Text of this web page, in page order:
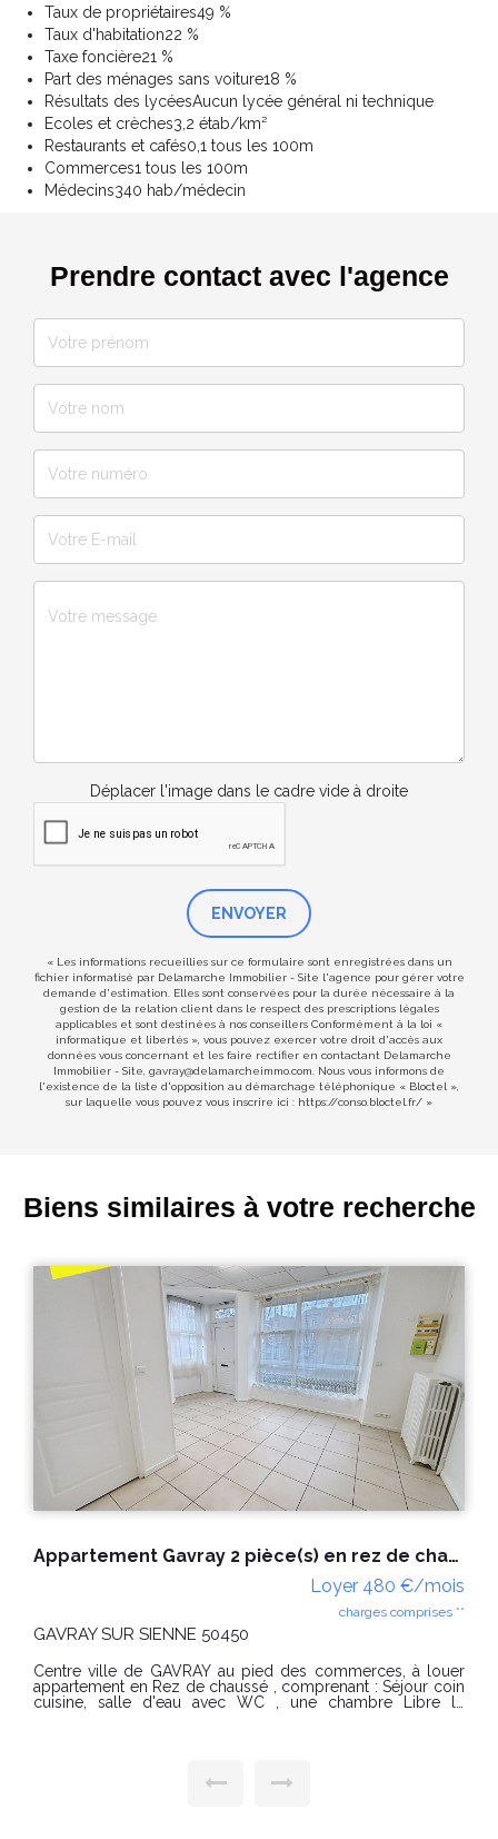
Taux de propriétaires49 %
Taux d'habitation22 %
Taxe foncière21 %
Part des ménages sans voiture18 %
Résultats des lycéesAucun lycée général ni technique
Ecoles et crèches3,2 étab/km²
Restaurants et cafés0,1 tous les 100m
Commerces1 tous les 100m
Médecins340 hab/médecin
Prendre contact avec l'agence
Déplacer l'image dans le cadre vide à droite
ENVOYER
« Les informations recueillies sur ce formulaire sont enregistrées dans un
fichier informatisé par Delamarche Immobilier - Site l'agence pour gérer votre
demande d'estimation. Elles sont conservées pour la durée nécessaire à la
gestion de la relation client dans le respect des prescriptions légales
applicables et sont destinées à nos conseillers Conformément à la loi «
informatique et libertés », vous pouvez exercer votre droit d'accès aux
données vous concernant et les faire rectifier en contactant Delamarche
Immobilier - Site, gavray@delamarcheimmo.com. Nous vous informons de
l'existence de la liste d'opposition au démarchage téléphonique « Bloctel »,
sur laquelle vous pouvez vous inscrire ici : https://conso.bloctel.fr/ »
Biens similaires à votre recherche
Appartement Gavray 2 pièce(s) en rez de chaussé
Loyer 480 €/mois
charges comprises **
GAVRAY SUR SIENNE 50450
Centre ville de GAVRAY au pied des commerces, à louer
appartement en Rez de chaussé , comprenant : Séjour coin
cuisine, salle d'eau avec WC , une chambre Libre le
Classe Energie E : et Classe Climat : E Montant estimé des